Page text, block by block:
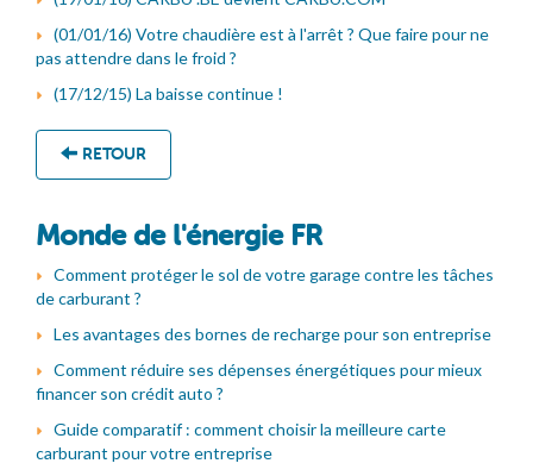
(01/01/16) Votre chaudière est à l'arrêt ? Que faire pour ne
pas attendre dans le froid ?
(17/12/15) La baisse continue !
RETOUR
Monde de l'énergie FR
Comment protéger le sol de votre garage contre les tâches
de carburant ?
Les avantages des bornes de recharge pour son entreprise
Comment réduire ses dépenses énergétiques pour mieux
financer son crédit auto ?
Guide comparatif : comment choisir la meilleure carte
carburant pour votre entreprise